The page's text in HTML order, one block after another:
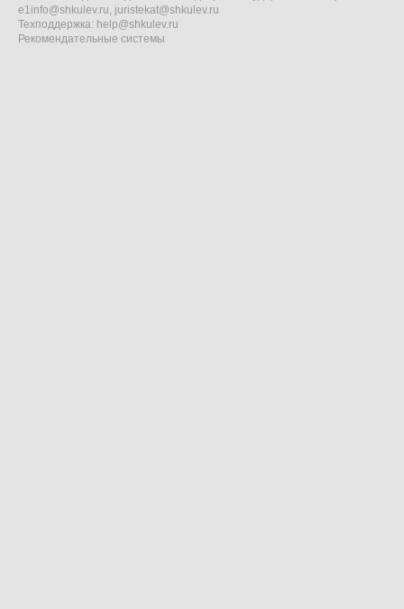
e1info@shkulev.ru, juristekat@shkulev.ru
Техподдержка: help@shkulev.ru
Рекомендательные системы